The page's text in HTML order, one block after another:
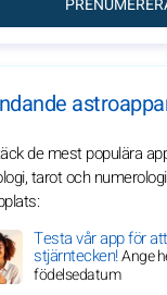
de mest populära
tarot och
Testa vår app för
stjärntecken!Ange
födelsedatum